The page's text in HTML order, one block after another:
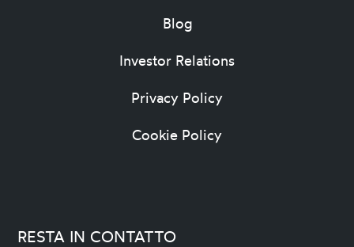
Blog
Investor Relations
Privacy Policy
Cookie Policy
RESTA IN CONTATTO